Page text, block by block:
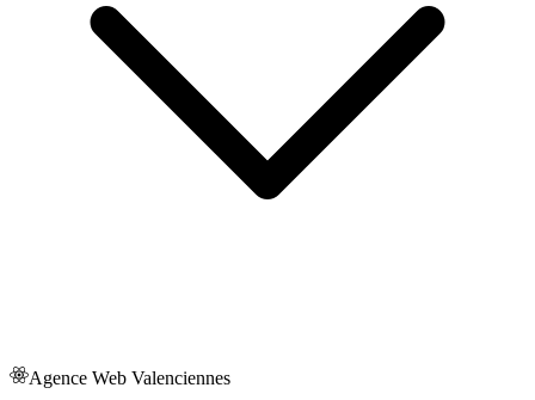
Agence Web Valenciennes